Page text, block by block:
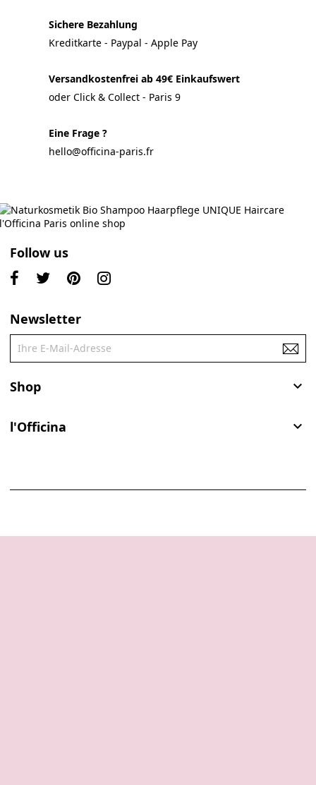
Sichere Bezahlung
Kreditkarte - Paypal - Apple Pay
Versandkostenfrei ab 49€ Einkaufswert
oder Click & Collect - Paris 9
Eine Frage ?
hello@officina-paris.fr
Follow us
Newsletter
Shop 
l'Officina 